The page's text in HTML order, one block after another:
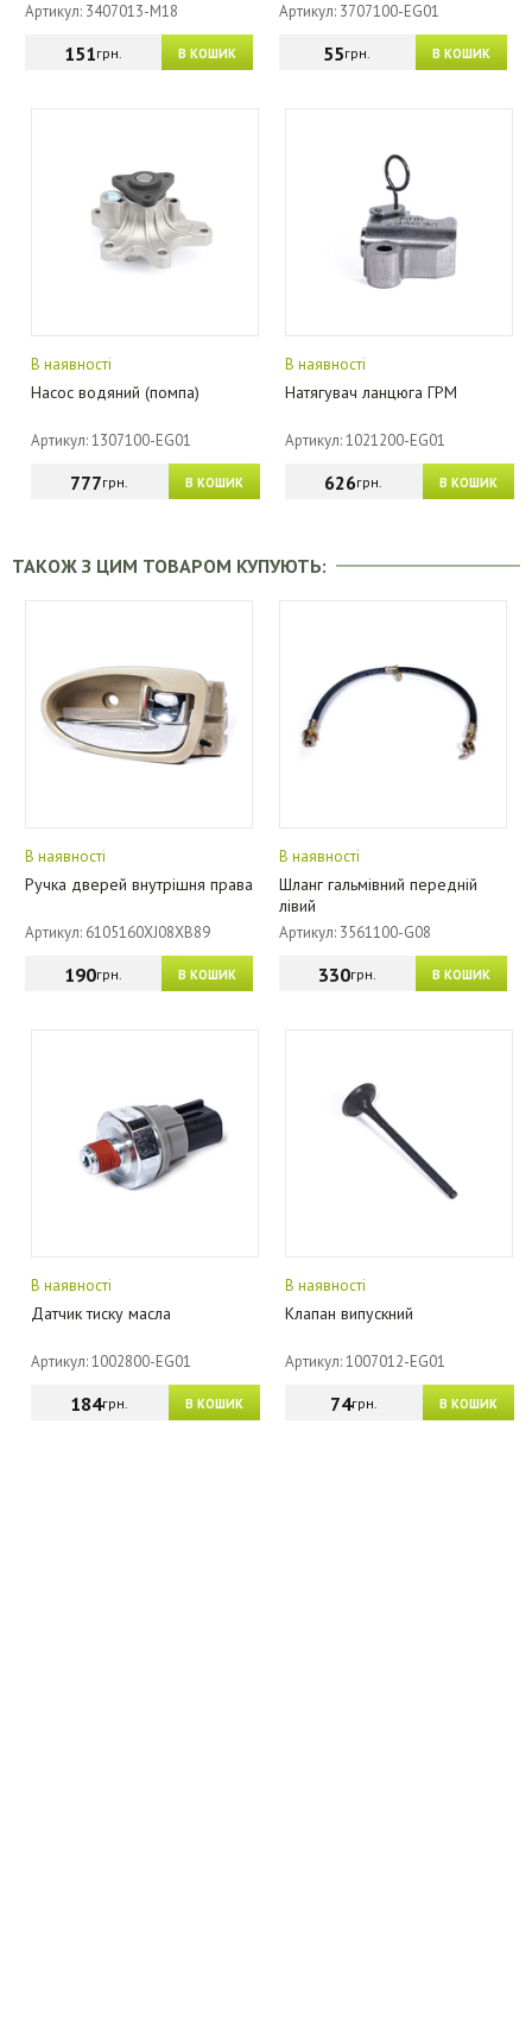
Артикул: 3407013-M18
В КОШИК
151грн.
Артикул: 3707100-EG01
В КОШИК
55грн.
В наявності
Насос водяний (помпа)
Артикул: 1307100-EG01
В КОШИК
777грн.
В наявності
Натягувач ланцюга ГРМ
Артикул: 1021200-EG01
В КОШИК
626грн.
ТАКОЖ З ЦИМ ТОВАРОМ КУПУЮТЬ:
В наявності
Ручка дверей внутрішня права
Артикул: 6105160XJ08XB89
В КОШИК
190грн.
В наявності
Шланг гальмівний передній
лівий
Артикул: 3561100-G08
В КОШИК
330грн.
В наявності
Датчик тиску масла
Артикул: 1002800-EG01
В КОШИК
184грн.
В наявності
Клапан випускний
Артикул: 1007012-EG01
В КОШИК
74грн.